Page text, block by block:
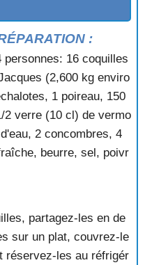
BEURRE DE
CHAMPAGNE
AU GRATIN
AU MUSCADET
AU NATUREL
AU NOILLY
SAFRAN
WHISKY
AU XERES
ASPERGES
AUX CHAMPIGNONS
AUX MORILLES
AUX NOISETTES
EN PAPILLOTE
:
personnes: 16 coquilles
(2,600 kg enviro
1 poireau, 150
2 verre (10 cl) de vermo
2 concombres, 4
beurre, sel, poivr
partagez-les en de
sur un plat, couvrez-le
réservez-les au réfrigér